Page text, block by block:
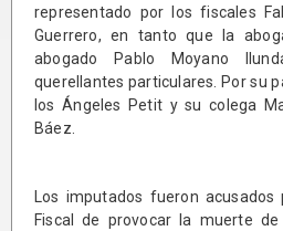
representado por los fiscales
Guerrero, en tanto que la
abogado Pablo Moyano
querellantes particulares. Por su
los Ángeles Petit y su colega
Báez.
Los imputados fueron acusados
Fiscal de provocar la muerte